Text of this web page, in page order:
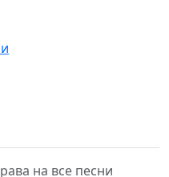
на все песни